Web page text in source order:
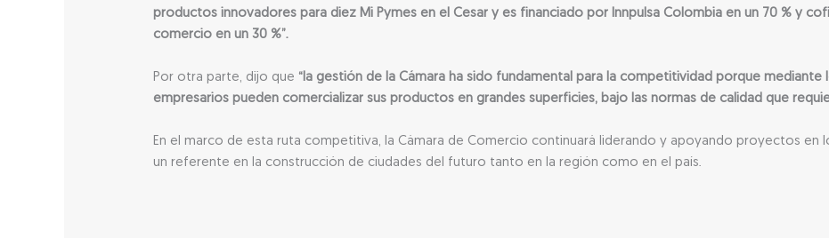
productos innovadores para diez Mi Pymes en el Cesar y es financiado por Innpulsa Colombia en un 70 % y
comercio en un 30 %”.
Por otra parte, dijo que “la gestión de la Cámara ha sido fundamental para la competitividad porque mediante
empresarios pueden comercializar sus productos en grandes superficies, bajo las normas de calidad que
En el marco de esta ruta competitiva, la Cámara de Comercio continuará liderando y apoyando proyectos en
un referente en la construcción de ciudades del futuro tanto en la región como en el país.